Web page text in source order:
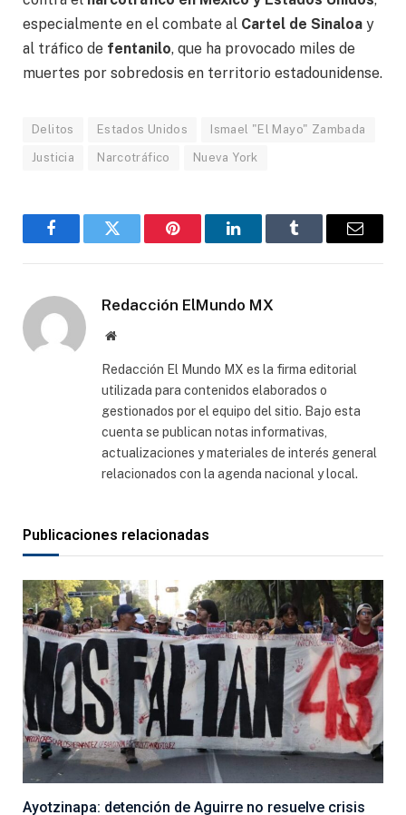
especialmente en el combate al Cartel de Sinaloa y
al tráfico de fentanilo, que ha provocado miles de
muertes por sobredosis en territorio estadounidense.
Delitos Estados Unidos Ismael "El Mayo" Zambada
Justicia Narcotráfico Nueva York
FacebookGorjeo Pinterest LinkedInTumblr
Correo
Redacción ElMundo MX
Sitio
Redacción El Mundo MX es la firma editorial
utilizada para contenidos elaborados o
gestionados por el equipo del sitio. Bajo esta
cuenta se publican notas informativas,
actualizaciones y materiales de interés general
relacionados con la agenda nacional y local.
Publicaciones relacionadas
Ayotzinapa: detención de Aguirre no resuelve crisis